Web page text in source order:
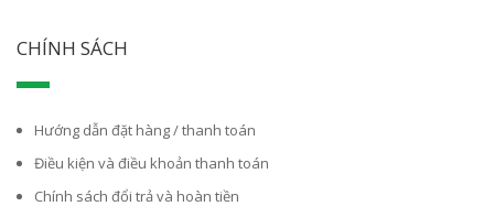
CHÍNH SÁCH
Hướng dẫn đặt hàng / thanh toán
Điều kiện và điều khoản thanh toán
Chính sách đổi trả và hoàn tiền